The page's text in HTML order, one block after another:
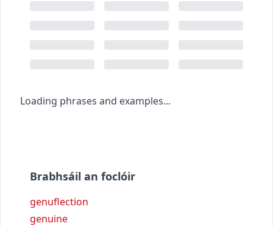
Loading phrases and examples...
Brabhsáil an foclóir
genuflection
genuine